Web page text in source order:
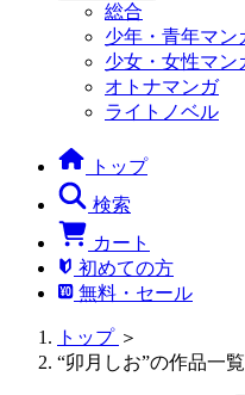
総合
少年・青年マン
少女・女性マン
オトナマンガ
ライトノベル
トップ
検索
カート
初めての方
無料・セール
トップ ＞
“卯月しお”の作品一覧